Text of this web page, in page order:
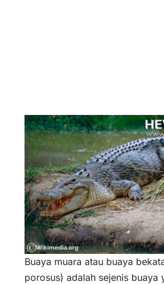
Buaya muara atau buaya
porosus) adalah sejenis buaya